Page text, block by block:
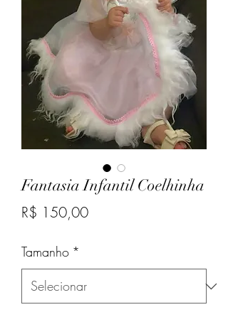
Fantasia Infantil Coelhinha
R$ 150,00Preço
Tamanho *